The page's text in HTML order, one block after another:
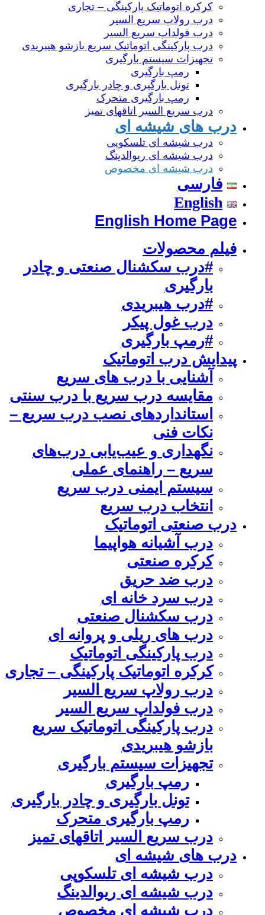
کرکره اتوماتیک پارکینگی – تجاری
درب رولاپ سریع السیر
درب فولداپ سریع السیر
درب پارکینگی اتوماتیک سریع بازشو هیبریدی
تجهیزات سیستم بارگیری
رمپ بارگیری
تونل بارگیری و چادر بارگیری
رمپ بارگیری متحرک
درب سریع السیر اتاقهای تمیز
درب های شیشه ای
درب شیشه ای تلسکوپی
درب شیشه ای ریوالدینگ
درب شیشه ای مخصوص
فارسی
English
English Home Page
فیلم محصولات
#درب سکشنال صنعتی و چادر
بارگیری
#درب هیبریدی
درب غول پیکر
#رمپ بارگیری
پیدایش درب اتوماتیک
آشنایی با درب های سریع
مقایسه درب سریع با درب سنتی
استانداردهای نصب درب سریع –
نکات فنی
نگهداری و عیب‌یابی درب‌های
سریع – راهنمای عملی
سیستم ایمنی درب سریع
انتخاب درب سریع
درب صنعتی اتوماتیک
درب آشیانه هواپیما
کرکره صنعتی
درب ضد حریق
درب سرد خانه ای
درب سکشنال صنعتی
درب های ریلی و پروانه ای
درب پارکینگی اتوماتیک
کرکره اتوماتیک پارکینگی – تجاری
درب رولاپ سریع السیر
درب فولداپ سریع السیر
درب پارکینگی اتوماتیک سریع
بازشو هیبریدی
تجهیزات سیستم بارگیری
رمپ بارگیری
تونل بارگیری و چادر بارگیری
رمپ بارگیری متحرک
درب سریع السیر اتاقهای تمیز
درب های شیشه ای
درب شیشه ای تلسکوپی
درب شیشه ای ریوالدینگ
درب شیشه ای مخصوص